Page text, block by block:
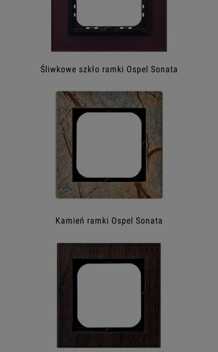
Śliwkowe szkło ramki Ospel Sonata
Kamień ramki Ospel Sonata